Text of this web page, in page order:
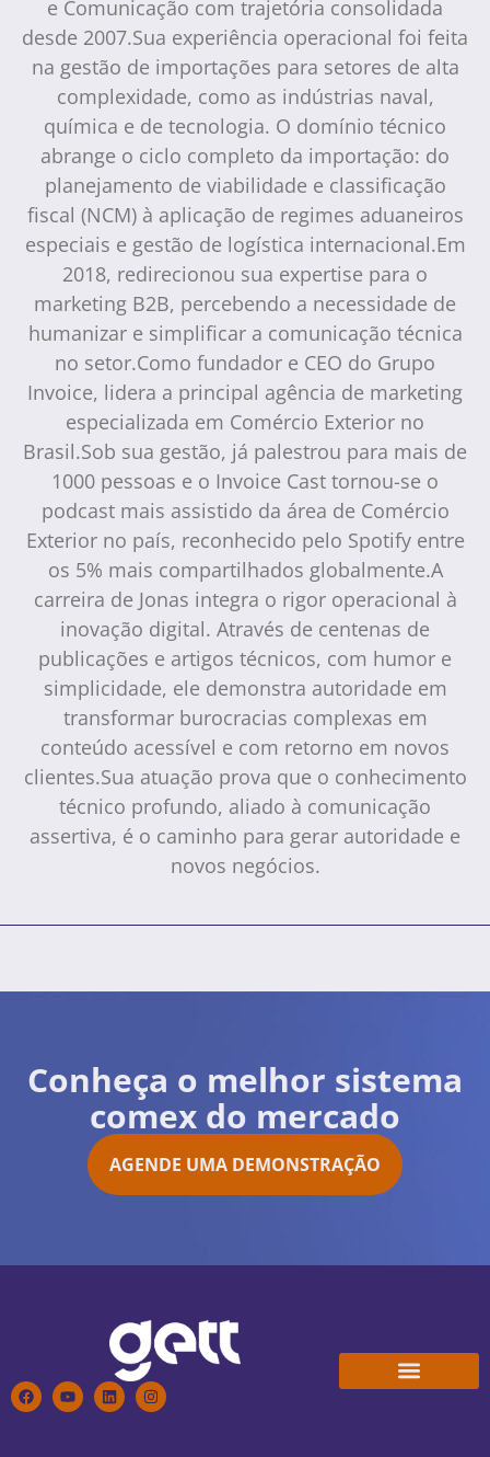
e Comunicação com trajetória consolidada
desde 2007.Sua experiência operacional foi feita
na gestão de importações para setores de alta
complexidade, como as indústrias naval,
química e de tecnologia. O domínio técnico
abrange o ciclo completo da importação: do
planejamento de viabilidade e classificação
fiscal (NCM) à aplicação de regimes aduaneiros
especiais e gestão de logística internacional.Em
2018, redirecionou sua expertise para o
marketing B2B, percebendo a necessidade de
humanizar e simplificar a comunicação técnica
no setor.Como fundador e CEO do Grupo
Invoice, lidera a principal agência de marketing
especializada em Comércio Exterior no
Brasil.Sob sua gestão, já palestrou para mais de
1000 pessoas e o Invoice Cast tornou-se o
podcast mais assistido da área de Comércio
Exterior no país, reconhecido pelo Spotify entre
os 5% mais compartilhados globalmente.A
carreira de Jonas integra o rigor operacional à
inovação digital. Através de centenas de
publicações e artigos técnicos, com humor e
simplicidade, ele demonstra autoridade em
transformar burocracias complexas em
conteúdo acessível e com retorno em novos
clientes.Sua atuação prova que o conhecimento
técnico profundo, aliado à comunicação
assertiva, é o caminho para gerar autoridade e
novos negócios.
Conheça o melhor sistema
comex do mercado
AGENDE UMA DEMONSTRAÇÃO